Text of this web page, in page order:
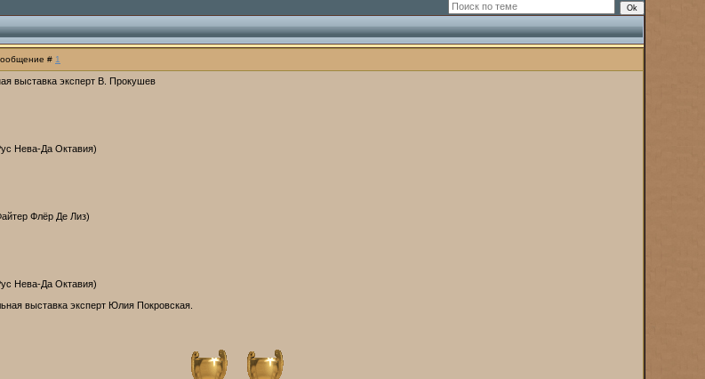
# 1
выставка эксперт В. Прокушев
Нева-Да Октавия)
Флёр Де Лиз)
Нева-Да Октавия)
выставка эксперт Юлия Покровская.